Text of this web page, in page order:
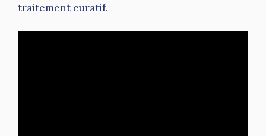
traitement curatif.